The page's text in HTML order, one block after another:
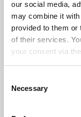
our social media,
may combine it
provided to them or
of their services.
your consent via the
Selection
Necessary
Vidéos